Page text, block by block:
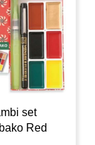
set
Red